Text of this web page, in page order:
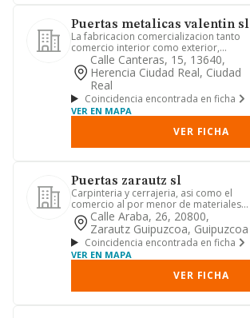
Puertas metalicas valentin sl
La fabricacion comercializacion tanto
comercio interior como exterior,
distribucion, montaje y mant...
Calle Canteras, 15, 13640,
Herencia Ciudad Real, Ciudad
Real
Coincidencia encontrada en ficha
VER EN MAPA
VER FICHA
Puertas zarautz sl
Carpinteria y cerrajeria, asi como el
comercio al por menor de materiales
de construccion, articulo...
Calle Araba, 26, 20800,
Zarautz Guipuzcoa, Guipuzcoa
Coincidencia encontrada en ficha
VER EN MAPA
VER FICHA